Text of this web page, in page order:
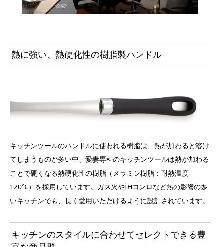
熱に強い、熱硬化性の樹脂製ハンドル
キッチンツールのハンドルに使われる樹脂は、熱が加わると溶け
てしまうものが多い中、愛妻専科のキッチンツールは熱が加わる
ことで硬くなる熱硬化性の樹脂（メラミン樹脂：耐熱温度
120℃）を採用しています。ガス火やIHコンロなど熱の影響の多
いキッチンでも、長く愛用いただけるように設計されています。
キッチンのスタイルに合わせてセレクトできる豊